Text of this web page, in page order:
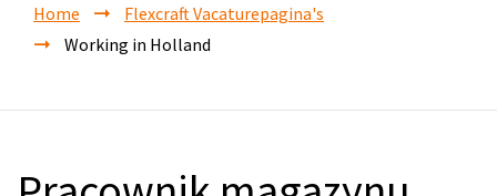
Home
Flexcraft Vacaturepagina's
Working in Holland